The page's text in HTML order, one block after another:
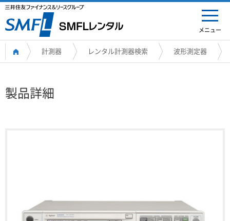
メニュー
計測器 レンタル計測器検索 波形測定器
製品詳細